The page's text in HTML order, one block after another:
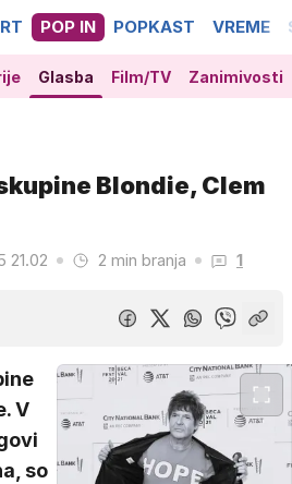
POP IN POPKAST VREME
Glasba Film/TV Zanimivosti
Blondie, Clem
21.02 2 min branja 1
V
so